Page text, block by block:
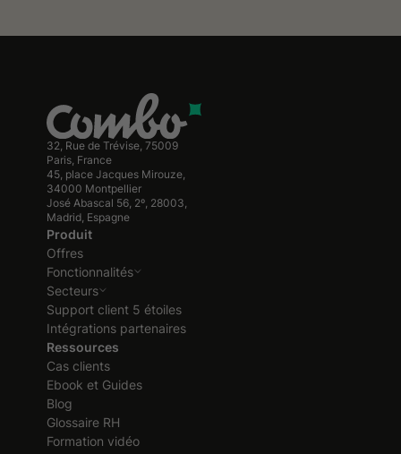
32, Rue de Trévise, 75009
Paris, France
45, place Jacques Mirouze,
34000 Montpellier
José Abascal 56, 2º, 28003,
Madrid, Espagne
Produit
Offres
Fonctionnalités
Secteurs
Support client 5 étoiles
Intégrations partenaires
Ressources
Cas clients
Ebook et Guides
Blog
Glossaire RH
Formation vidéo